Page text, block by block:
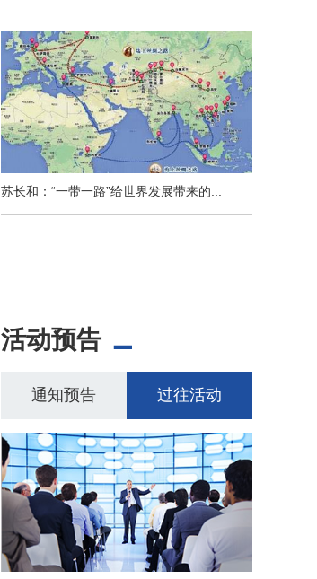
苏长和：“一带一路”给世界发展带来的...
活动预告
通知预告 过往活动